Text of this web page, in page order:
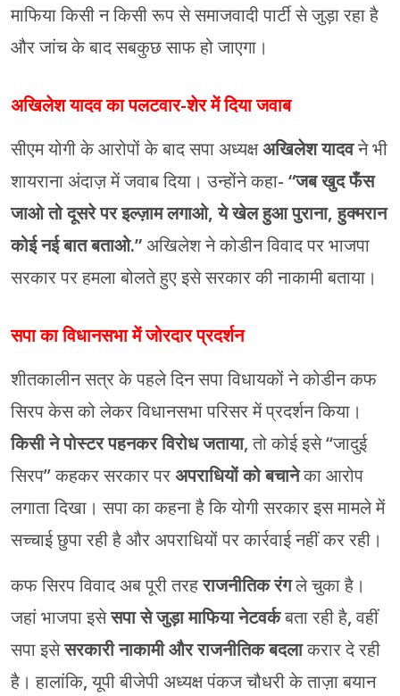
माफिया किसी न किसी रूप से समाजवादी पार्टी से जुड़ा रहा है
और जांच के बाद सबकुछ साफ हो जाएगा।
अखिलेश यादव का पलटवार-शेर में दिया जवाब
सीएम योगी के आरोपों के बाद सपा अध्यक्षअखिलेश यादवने भी
शायराना अंदाज़ में जवाब दिया। उन्होंने कहा- “जब खुद फँस
जाओ तो दूसरे पर इल्ज़ाम लगाओ,ये खेल हुआ पुराना, हुक्मरान
कोई नई बात बताओ.”अखिलेश ने कोडीन विवाद पर भाजपा
सरकार पर हमला बोलते हुए इसे सरकार की नाकामी बताया।
सपा का विधानसभा में जोरदार प्रदर्शन
शीतकालीन सत्र के पहले दिन सपा विधायकों ने कोडीन कफ
सिरप केस को लेकर विधानसभा परिसर में प्रदर्शन किया।
किसी ने पोस्टर पहनकर विरोध जताया, तो कोई इसे “जादुई
सिरप” कहकर सरकार परअपराधियों को बचानेका आरोप
लगाता दिखा। सपा का कहना है कि योगी सरकार इस मामले में
सच्चाई छुपा रही है और अपराधियों पर कार्रवाई नहीं कर रही।
कफ सिरप विवाद अब पूरी तरहराजनीतिक रंगले चुका है।
जहां भाजपा इसेसपा से जुड़ा माफिया नेटवर्कबता रही है, वहीं
सपा इसेसरकारी नाकामी और राजनीतिक बदलाकरार दे रही
है। हालांकि, यूपी बीजेपी अध्यक्ष पंकज चौधरी के ताज़ा बयान